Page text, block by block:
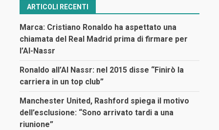
ARTICOLI RECENTI
Marca: Cristiano Ronaldo ha aspettato una
chiamata del Real Madrid prima di firmare per
l’Al-Nassr
Ronaldo all’Al Nassr: nel 2015 disse “Finirò la
carriera in un top club”
Manchester United, Rashford spiega il motivo
dell’esclusione: “Sono arrivato tardi a una
riunione”